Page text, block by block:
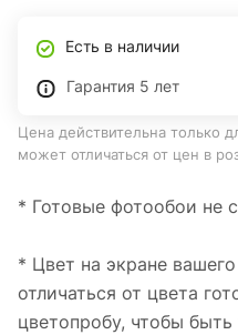
Есть в наличии
Гарантия 5 лет
Цена действительна только
может отличаться от цен в
* Готовые фотообои не
* Цвет на экране
отличаться от цвета
цветопробу, чтобы